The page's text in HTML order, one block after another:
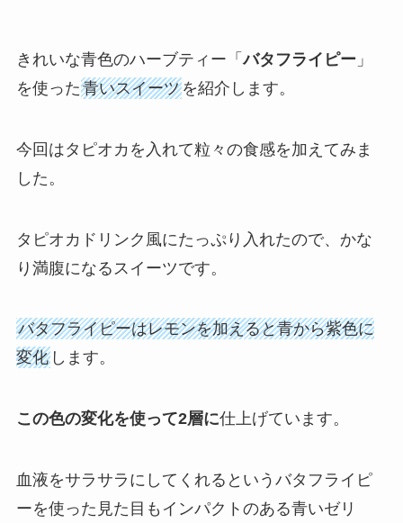
きれいな青色のハーブティー「バタフライピー 」
を使った青いスイーツを紹介します。
今回はタピオカを入れて粒々の食感を加えてみま
した。
タピオカドリンク風にたっぷり入れたので、かな
り満腹になるスイーツです。
バタフライピーはレモンを加えると青から紫色に
変化します。
この色の変化を使って2層に仕上げています。
血液をサラサラにしてくれるというバタフライピ
ーを使った見た目もインパクトのある青いゼリ